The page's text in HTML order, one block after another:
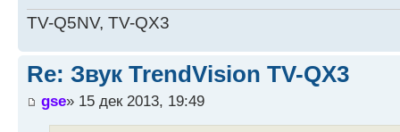
TV-Q5NV, TV-QX3
Re: Звук TrendVision TV-QX3
gse» 15 дек 2013, 19:49